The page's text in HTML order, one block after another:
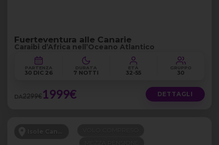
Fuerteventura alle Canarie
Caraibi d’Africa nell’Oceano Atlantico
PARTENZA
30 DIC 26
DURATA
7 NOTTI
ETÀ
32-55
GRUPPO
30
DA2299€1999€ DETTAGLI
Isole Canarie